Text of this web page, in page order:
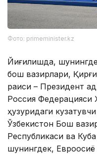
Фото: primeminister.kz
Йиғилишда,
бош вазирлари,
раиси – Президент
Россия
ҳузуридаги
Ўзбекистон Бош
Республикаси ва
шунингдек, Евроосиё